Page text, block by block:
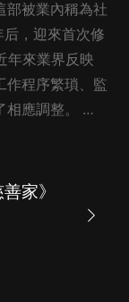
部被業內稱為社
后，迎來首次修
年來業界反映
作程序繁瑣、監
應調整。 針
會組織負責人
不過，他們也
家》